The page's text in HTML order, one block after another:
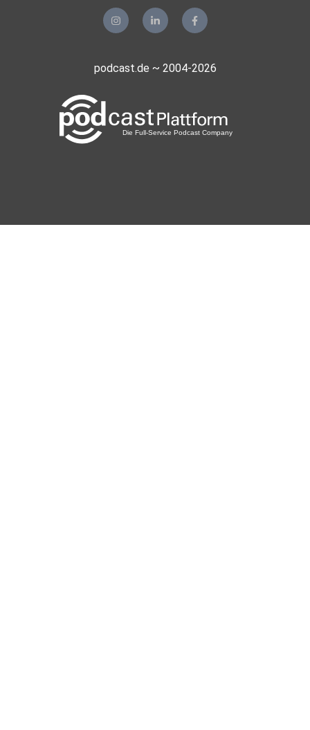
podcast.de ~ 2004-2026